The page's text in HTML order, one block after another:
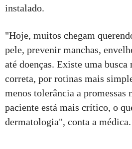
instalado.
"Hoje, muitos chegam
pele, prevenir manchas,
até doenças. Existe uma
correta, por rotinas mais
menos tolerância a promessas
paciente está mais crítico, o
dermatologia", conta a médica.